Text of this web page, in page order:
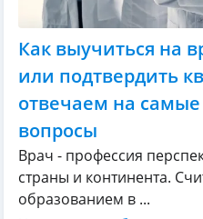
Как выучиться на
или подтвердить
отвечаем на
вопросы
Врач - профессия
страны и континента.
образованием в ...